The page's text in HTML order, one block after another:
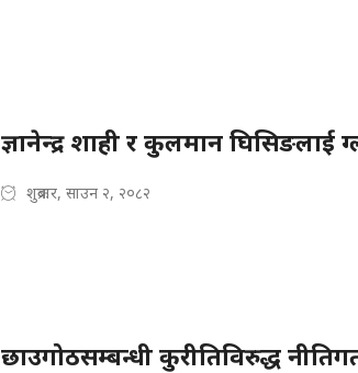
ज्ञानेन्द्र शाही र कुलमान घिसिङलाई
शुक्रबार, साउन २, २०८२
छाउगोठसम्बन्धी कुरीतिविरुद्ध